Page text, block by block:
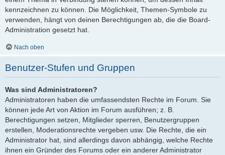
kennzeichnen zu können. Die Möglichkeit, Themen-Symbole zu
verwenden, hängt von deinen Berechtigungen ab, die die Board-
Administration gesetzt hat.
Nach oben
Benutzer-Stufen und Gruppen
Was sind Administratoren?
Administratoren haben die umfassendsten Rechte im Forum. Sie
können jede Art von Aktion im Forum ausführen; z. B.
Berechtigungen setzen, Mitglieder sperren, Benutzergruppen
erstellen, Moderationsrechte vergeben usw. Die Rechte, die ein
Administrator hat, sind allerdings davon abhängig, welche Rechte
ihnen ein Gründer des Forums oder ein anderer Administrator